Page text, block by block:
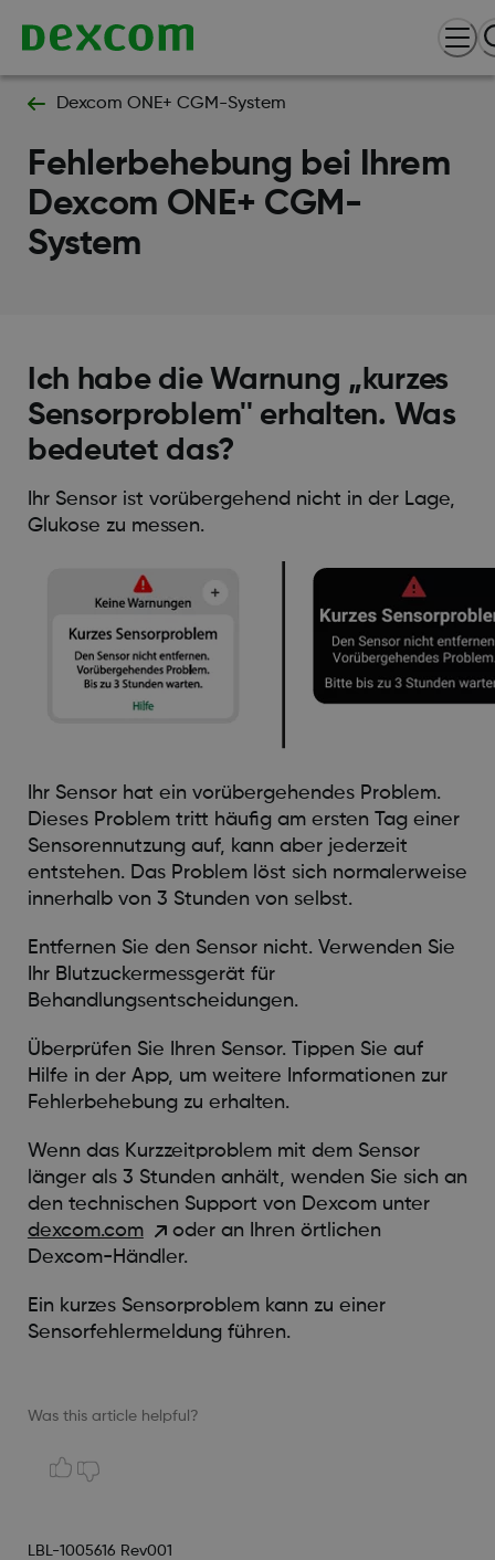
Dexcom ONE+ CGM-System
Fehlerbehebung bei Ihrem
Dexcom ONE+ CGM-
System
Ich habe die Warnung „kurzes
Sensorproblem'' erhalten. Was
bedeutet das?
Ihr Sensor ist vorübergehend nicht in der Lage,
Glukose zu messen.
Ihr Sensor hat ein vorübergehendes Problem.
Dieses Problem tritt häufig am ersten Tag einer
Sensorennutzung auf, kann aber jederzeit
entstehen. Das Problem löst sich normalerweise
innerhalb von 3 Stunden von selbst.
Entfernen Sie den Sensor nicht. Verwenden Sie
Ihr Blutzuckermessgerät für
Behandlungsentscheidungen.
Überprüfen Sie Ihren Sensor. Tippen Sie auf
Hilfe in der App, um weitere Informationen zur
Fehlerbehebung zu erhalten.
Wenn das Kurzzeitproblem mit dem Sensor
länger als 3 Stunden anhält, wenden Sie sich an
den technischen Support von Dexcom unter
dexcom.com
oder an Ihren örtlichen
Dexcom-Händler.
Ein kurzes Sensorproblem kann zu einer
Sensorfehlermeldung führen.
Was this article helpful?
LBL-1005616 Rev001